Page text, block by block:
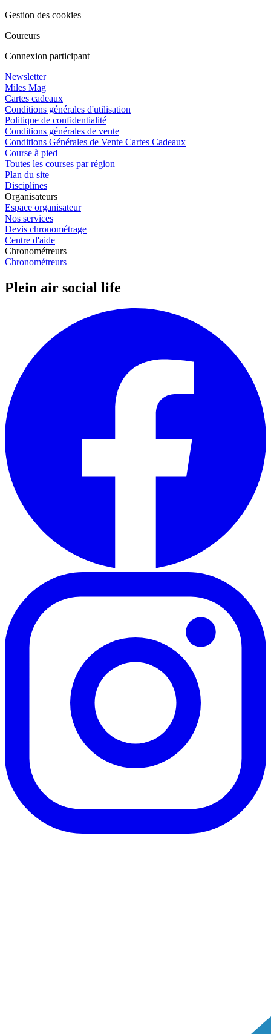
Gestion des cookies
Coureurs
Connexion participant
Newsletter
Miles Mag
Cartes cadeaux
Conditions générales d'utilisation
Politique de confidentialité
Conditions générales de vente
Conditions Générales de Vente Cartes Cadeaux
Course à pied
Toutes les courses par région
Plan du site
Disciplines
Organisateurs
Espace organisateur
Nos services
Devis chronométrage
Centre d'aide
Chronométreurs
Chronométreurs
Plein air social life